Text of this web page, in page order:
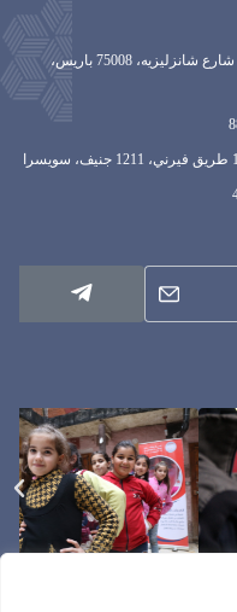
مكتب باريس |66 شارع شانزليزيه، 75008 باريس،